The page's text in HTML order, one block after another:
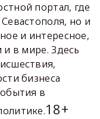
портал, где
но и
и интересное,
в мире. Здесь
бизнеса
в
18+